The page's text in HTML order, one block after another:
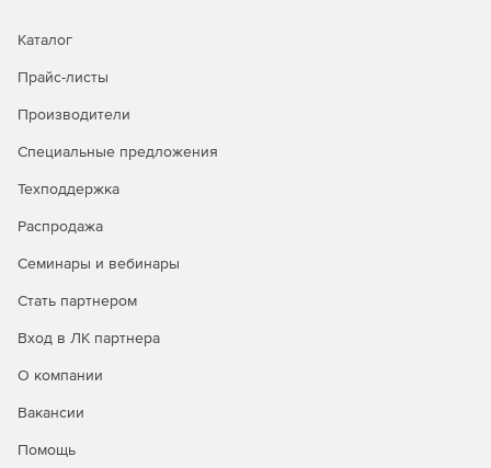
Каталог
Прайс-листы
Производители
Специальные предложения
Техподдержка
Распродажа
Семинары и вебинары
Стать партнером
Вход в ЛК партнера
О компании
Вакансии
Помощь